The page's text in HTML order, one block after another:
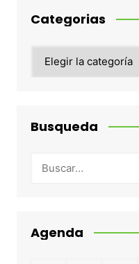
Categorias
Busqueda
Agenda